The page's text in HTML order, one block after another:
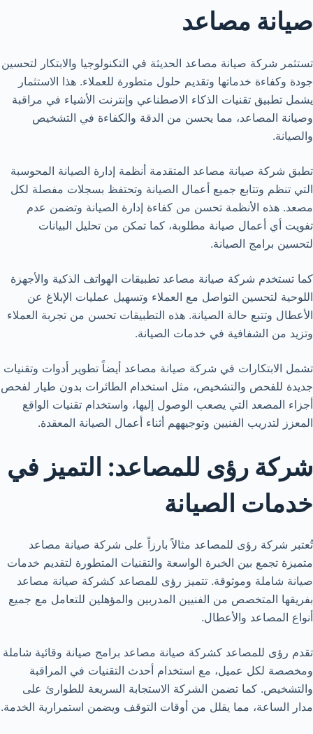
صيانة مصاعد
تستثمر شركة صيانة مصاعد الحديثة في التكنولوجيا والابتكار لتحسين
جودة وكفاءة خدماتها وتقديم حلول متطورة للعملاء. هذا الاستثمار
يشمل تطبيق تقنيات الذكاء الاصطناعي وإنترنت الأشياء في مراقبة
وصيانة المصاعد، مما يحسن من الدقة والكفاءة في التشخيص
والصيانة.
تطبق شركة صيانة مصاعد المتقدمة أنظمة إدارة الصيانة المحوسبة
التي تنظم وتتابع جميع أعمال الصيانة وتحتفظ بسجلات مفصلة لكل
مصعد. هذه الأنظمة تحسن من كفاءة إدارة الصيانة وتضمن عدم
تفويت أي أعمال صيانة مطلوبة، كما تمكن من تحليل البيانات
لتحسين برامج الصيانة.
كما تستخدم شركة صيانة مصاعد تطبيقات الهواتف الذكية والأجهزة
اللوحية لتحسين التواصل مع العملاء وتسهيل عمليات الإبلاغ عن
الأعطال وتتبع حالة الصيانة. هذه التطبيقات تحسن من تجربة العملاء
وتزيد من الشفافية في خدمات الصيانة.
تشمل الابتكارات في شركة صيانة مصاعد أيضاً تطوير أدوات وتقنيات
جديدة للفحص والتشخيص، مثل استخدام الطائرات بدون طيار لفحص
أجزاء المصعد التي يصعب الوصول إليها، واستخدام تقنيات الواقع
المعزز لتدريب الفنيين وتوجيههم أثناء أعمال الصيانة المعقدة.
شركة رؤى للمصاعد: التميز في
خدمات الصيانة
تُعتبر شركة رؤى للمصاعد مثالاً بارزاً على شركة صيانة مصاعد
متميزة تجمع بين الخبرة الواسعة والتقنيات المتطورة لتقديم خدمات
صيانة شاملة وموثوقة. تتميز رؤى للمصاعد كشركة صيانة مصاعد
بفريقها المتخصص من الفنيين المدربين والمؤهلين للتعامل مع جميع
أنواع المصاعد والأعطال.
تقدم رؤى للمصاعد كشركة صيانة مصاعد برامج صيانة وقائية شاملة
ومخصصة لكل عميل، مع استخدام أحدث التقنيات في المراقبة
والتشخيص. كما تضمن الشركة الاستجابة السريعة للطوارئ على
مدار الساعة، مما يقلل من أوقات التوقف ويضمن استمرارية الخدمة.